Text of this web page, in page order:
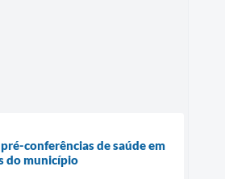
conferências de saúde em
do município